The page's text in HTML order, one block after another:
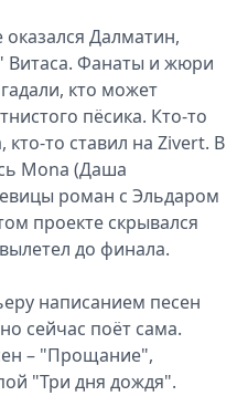
Далматин,
Фанаты и жюри
кто может
пёсика. Кто-то
то ставил на Zivert. В
Mona (Даша
роман с Эльдаром
проекте скрывался
до финала.
написанием песен
сейчас поёт сама.
– "Прощание",
"Три дня дождя".